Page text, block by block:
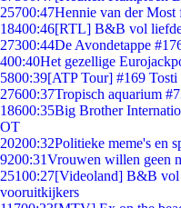
25700:47Hennie van der Most
18400:46[RTL] B&B vol
27300:44De Avondetappe
400:40Het gezellige
5800:39[ATP Tour] #169
27600:37Tropisch aquarium
18600:35Big Brother
OT
20200:32Politieke meme's en
9200:31Vrouwen willen geen
25100:27[Videoland] B&B vol
vooruitkijkers